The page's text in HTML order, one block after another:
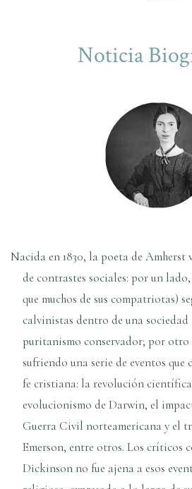
Noticia
Nacida en 1830, la poeta de
de contrastes sociales: por un
que muchos de sus compatriotas)
calvinistas dentro de una
puritanismo conservador; por otro
sufriendo una serie de eventos que
fe cristiana: la revolución
evolucionismo de Darwin, el
Guerra Civil norteamericana y el
Emerson, entre otros. Los crí­ticos
Dickinson no fue ajena a esos